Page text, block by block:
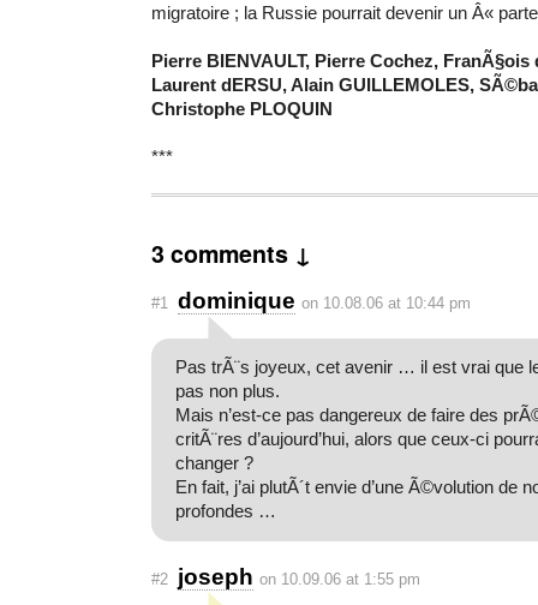
migratoire ; la Russie pourrait devenir un Â«
Pierre BIENVAULT, Pierre Cochez, FranÃ§ois
Laurent dERSU, Alain GUILLEMOLES,
Christophe PLOQUIN
***
3 comments ↓
#1 dominique on 10.08.06 at 10:44 pm
Pas trÃ¨s joyeux, cet avenir … il est vrai que
pas non plus.
Mais n’est-ce pas dangereux de faire des
critÃ¨res d’aujourd’hui, alors que ceux-ci
changer ?
En fait, j’ai plutÃ´t envie d’une Ã©volution de
profondes …
#2 joseph on 10.09.06 at 1:55 pm